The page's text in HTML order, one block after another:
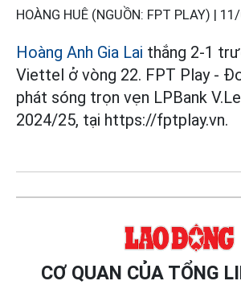
HOÀNG HUÊ (NGUỒN: FPT PLAY) |
Hoàng Anh Gia Lai thắng 2-1
Viettel ở vòng 22. FPT Play -
phát sóng trọn vẹn LPBank
2024/25, tại https://fptplay.vn.
CƠ QUAN CỦA TỔNG